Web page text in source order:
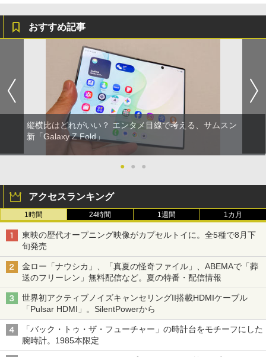
おすすめ記事
縦横比はどれがいい？ エンタメ目線で考える、サムスン
新「Galaxy Z Fold」
● ● ●
アクセスランキング
1時間 24時間 1週間 1カ月
東映の歴代オープニング映像がカプセルトイに。全5種で8月下
旬発売
金ロー「ナウシカ」、「真夏の怪奇ファイル」、ABEMAで「葬
送のフリーレン」無料配信など。夏の特番・配信情報
世界初アクティブノイズキャンセリングII搭載HDMIケーブル
「Pulsar HDMI」。SilentPowerから
「バック・トゥ・ザ・フューチャー」の時計台をモチーフにした
腕時計。1985本限定